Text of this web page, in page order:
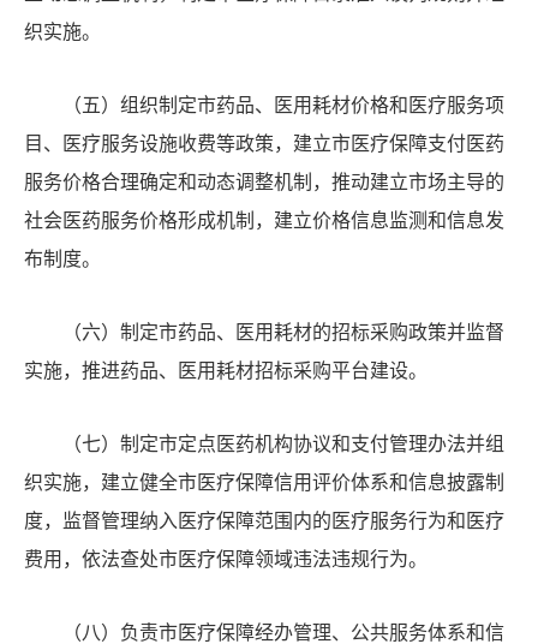
织实施。
（五）组织制定市药品、医用耗材价格和医疗服务项
目、医疗服务设施收费等政策，建立市医疗保障支付医药
服务价格合理确定和动态调整机制，推动建立市场主导的
社会医药服务价格形成机制，建立价格信息监测和信息发
布制度。
（六）制定市药品、医用耗材的招标采购政策并监督
实施，推进药品、医用耗材招标采购平台建设。
（七）制定市定点医药机构协议和支付管理办法并组
织实施，建立健全市医疗保障信用评价体系和信息披露制
度，监督管理纳入医疗保障范围内的医疗服务行为和医疗
费用，依法查处市医疗保障领域违法违规行为。
（八）负责市医疗保障经办管理、公共服务体系和信